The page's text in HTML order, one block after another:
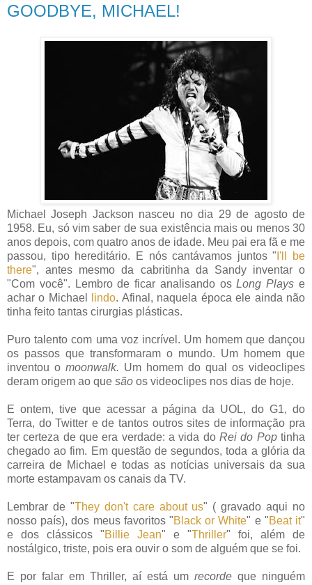
GOODBYE, MICHAEL!
Michael Joseph Jackson nasceu no dia 29 de agosto de
1958. Eu, só vim saber de sua existência mais ou menos 30
anos depois, com quatro anos de idade. Meu pai era fã e me
passou, tipo hereditário. E nós cantávamos juntos " I'll be
there", antes mesmo da cabritinha da Sandy inventar o
"Com você". Lembro de ficar analisando osLong Plays e
achar o Michael
lindo. Afinal, naquela época ele ainda não
tinha feito tantas cirurgias plásticas.
Puro talento com uma voz incrível. Um homem que dançou
os passos que transformaram o mundo. Um homem que
inventou o moonwalk. Um homem do qual os videoclipes
deram origem ao que são os videoclipes nos dias de hoje.
E ontem, tive que acessar a página da UOL, do G1, do
Terra, do Twitter e de tantos outros sites de informação pra
ter certeza de que era verdade: a vida do Rei do Poptinha
chegado ao fim. Em questão de segundos, toda a glória da
carreira de Michael e todas as notícias universais da sua
morte estampavam os canais da TV.
Lembrar de "They don't care about us" ( gravado aqui no
nosso país), dos meus favoritos "Black or White" e "Beat it"
e dos clássicos "Billie Jean" e "Thriller" foi, além de
nostálgico, triste, pois era ouvir o som de alguém que se foi.
E por falar em Thriller, aí está um recorde que ninguém